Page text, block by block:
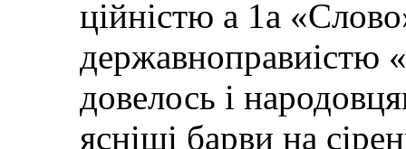
ційністю а 1а
державноправиістю
довелось і
ясніші барви на